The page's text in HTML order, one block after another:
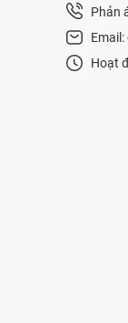
Phản
Email:
Hoạt